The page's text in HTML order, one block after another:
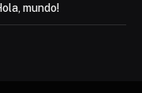
mundo!